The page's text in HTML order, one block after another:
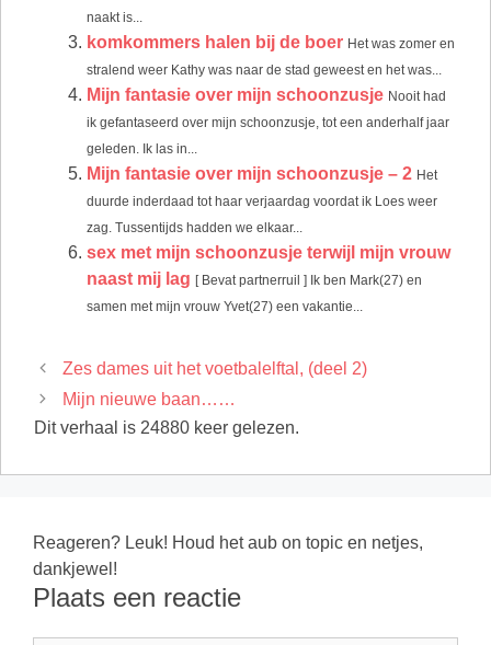
naakt is...
komkommers halen bij de boer Het was zomer en
stralend weer Kathy was naar de stad geweest en het was...
Mijn fantasie over mijn schoonzusje Nooit had
ik gefantaseerd over mijn schoonzusje, tot een anderhalf jaar
geleden. Ik las in...
Mijn fantasie over mijn schoonzusje – 2 Het
duurde inderdaad tot haar verjaardag voordat ik Loes weer
zag. Tussentijds hadden we elkaar...
sex met mijn schoonzusje terwijl mijn vrouw
naast mij lag [ Bevat partnerruil ] Ik ben Mark(27) en
samen met mijn vrouw Yvet(27) een vakantie...
Zes dames uit het voetbalelftal, (deel 2)
Mijn nieuwe baan……
Dit verhaal is 24880 keer gelezen.
Reageren? Leuk! Houd het aub on topic en netjes,
dankjewel!
Plaats een reactie